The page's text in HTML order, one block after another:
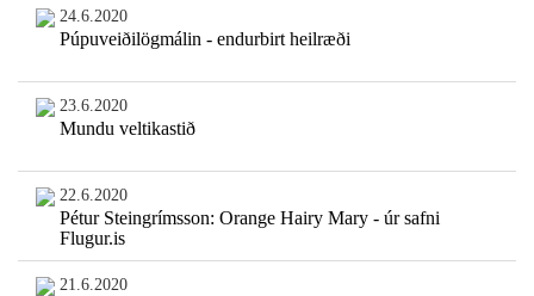
24.6.2020
Púpuveiðilögmálin - endurbirt heilræði
23.6.2020
Mundu veltikastið
22.6.2020
Pétur Steingrímsson: Orange Hairy Mary - úr safni
Flugur.is
21.6.2020